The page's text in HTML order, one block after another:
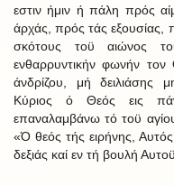
εστιν ήμιν ή πάλη πρός
άρχάς, πρός τάς εξουσίας,
σκότους τοϋ αιώνος
ενθαρρυντικήν φωνήν
άνδρίζου, μή δειλιάσης
Κύριος ό Θεός εις
επαναλαμβάνω τό τοϋ
«Ό θεός τής ειρήνης,
δεξιάς καί εν τή βουλή